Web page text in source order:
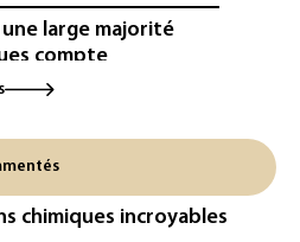
une large majorité
compte
feu (sondage)
par la Chine
contrôler la
des
chimiques incroyables